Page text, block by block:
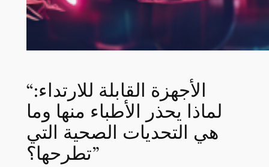
“الأجهزة القابلة للارتداء:
لماذا يحذر الأطباء منها وما
هي التحديات الصحية التي
تطرحها؟”